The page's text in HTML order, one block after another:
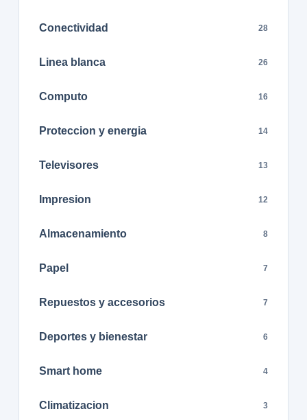
Conectividad 28
Linea blanca 26
Computo 16
Proteccion y energia 14
Televisores 13
Impresion 12
Almacenamiento 8
Papel 7
Repuestos y accesorios 7
Deportes y bienestar 6
Smart home 4
Climatizacion 3